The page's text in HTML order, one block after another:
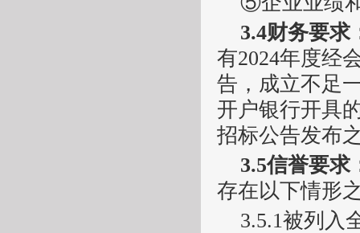
3.4财务要求
有2024年度经
告，成立不足
开户银行开具
招标公告发布
3.5信誉要求
存在以下情形
3.5.1被列入